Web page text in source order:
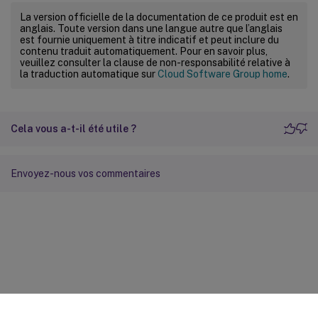
La version officielle de la documentation de ce produit est en
anglais. Toute version dans une langue autre que l’anglais
est fournie uniquement à titre indicatif et peut inclure du
contenu traduit automatiquement. Pour en savoir plus,
veuillez consulter la clause de non-responsabilité relative à
la traduction automatique surCloud Software Group home.
Cela vous a-t-il été utile ?
Envoyez-nous vos commentaires